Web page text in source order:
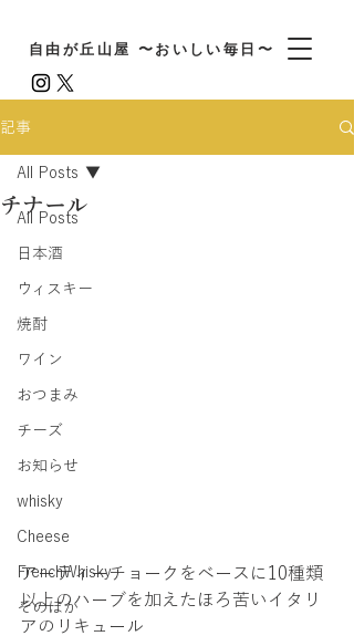
自由が丘山屋 〜おいしい毎日〜
記事
All Posts
日本酒
ウィスキー
焼酎
ワイン
おつまみ
チーズ
お知らせ
whisky
Cheese
FrenchWhisky
そのほか
All Posts
チナール
アーティーチョークをベースに10種類
以上のハーブを加えたほろ苦いイタリ
アのリキュール